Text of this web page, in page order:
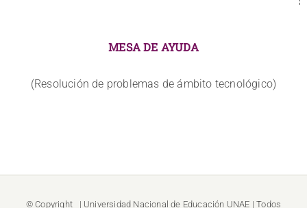
MESA DE AYUDA
(Resolución de problemas de ámbito tecnológico)
© Copyright | Universidad Nacional de Educación UNAE | Todos